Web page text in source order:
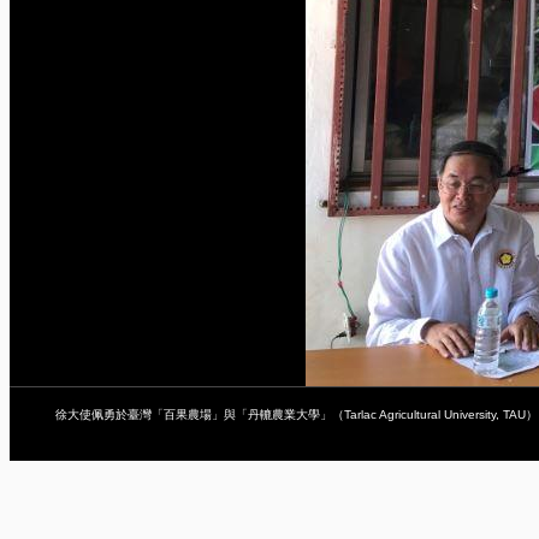
徐大使佩勇於臺灣「百果農場」與「丹轆農業大學」（Tarlac Agricultural University, TAU